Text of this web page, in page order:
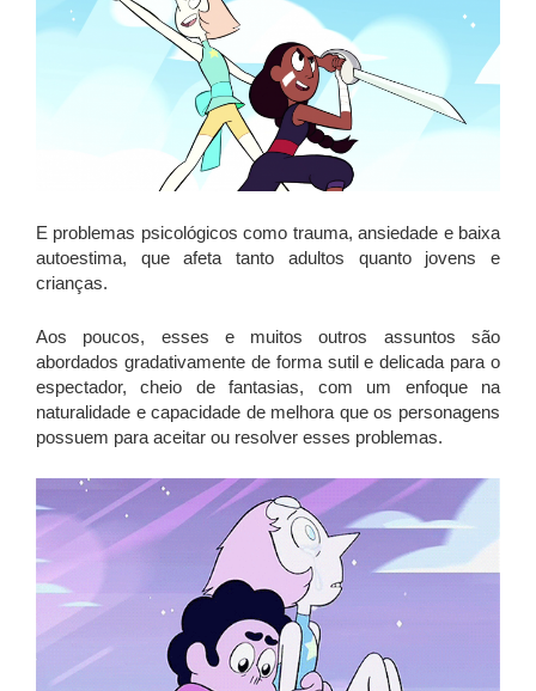
E problemas psicológicos como trauma, ansiedade e baixa
autoestima, que afeta tanto adultos quanto jovens e
crianças.
Aos poucos, esses e muitos outros assuntos são
abordados gradativamente de forma sutil e delicada para o
espectador, cheio de fantasias, com um enfoque na
naturalidade e capacidade de melhora que os personagens
possuem para aceitar ou resolver esses problemas.